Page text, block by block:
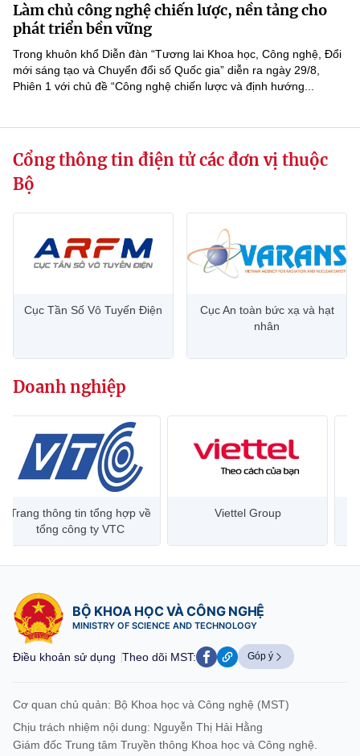
Làm chủ công nghệ chiến lược, nền tảng cho
phát triển bền vững
Trong khuôn khổ Diễn đàn “Tương lai Khoa học, Công nghệ, Đổi
mới sáng tạo và Chuyển đổi số Quốc gia” diễn ra ngày 29/8,
Phiên 1 với chủ đề “Công nghệ chiến lược và định hướng...
Cổng thông tin điện tử các đơn vị thuộc
Bộ
Cục Tần Số Vô Tuyến Điện
Cục An toàn bức xạ và hạt
nhân
Doanh nghiệp
Trang thông tin tổng hợp về
tổng công ty VTC
Viettel Group
BỘ KHOA HỌC VÀ CÔNG NGHỆ
MINISTRY OF SCIENCE AND TECHNOLOGY
Điều khoản sử dụng Theo dõi MST: Góp ý
Cơ quan chủ quản: Bộ Khoa học và Công nghệ (MST)
Chịu trách nhiệm nội dung: Nguyễn Thị Hải Hằng
Giám đốc Trung tâm Truyền thông Khoa học và Công nghệ.